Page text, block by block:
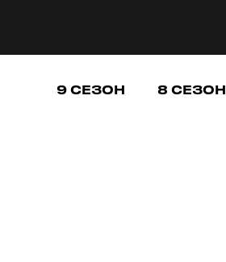
9 СЕЗОН 8 СЕЗОН